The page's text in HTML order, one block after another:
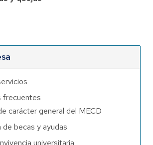
frecuentes
carácter general del MECD
de becas y ayudas